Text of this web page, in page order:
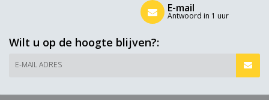
E-mail
Antwoord in 1 uur
Wilt u op de hoogte blijven?:
E-MAIL ADRES